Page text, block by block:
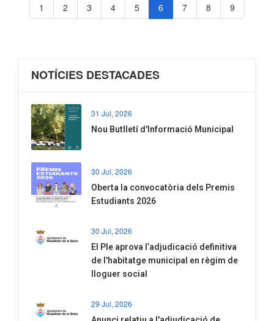
1 2 3 4 5 6 7 8 9
NOTÍCIES DESTACADES
31 Jul, 2026
Nou Butlletí d'Informació Municipal
30 Jul, 2026
Oberta la convocatòria dels Premis
Estudiants 2026
30 Jul, 2026
El Ple aprova l’adjudicació definitiva
de l'habitatge municipal en règim de
lloguer social
29 Jul, 2026